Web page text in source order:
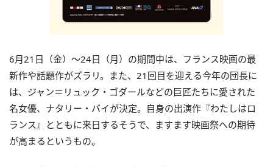
6月21日（金）～24日（月）の期間中は、フランス映画の最
新作や話題作がズラリ。また、21回目を迎える今年の団長に
は、ジャン＝リュック・ゴダールなどの巨匠たちに愛された
名女優、ナタリー・バイが決定。自身の出演作『わたしはロ
ランス』とともに来日するそうで、ますます映画祭への期待
が高まるというもの。